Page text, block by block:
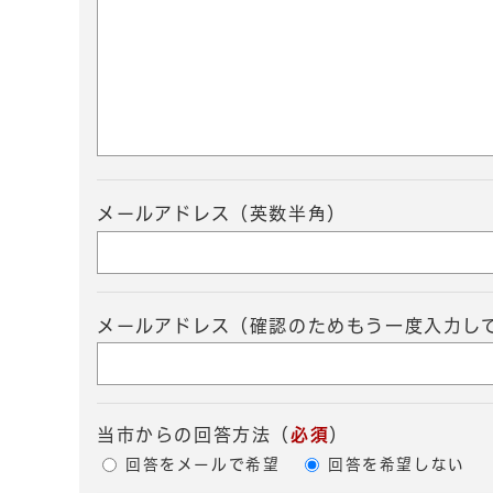
メールアドレス（英数半角）
メールアドレス（確認のためもう一度入力し
当市からの回答方法 （ 必須）
回答をメールで希望 回答を希望しない